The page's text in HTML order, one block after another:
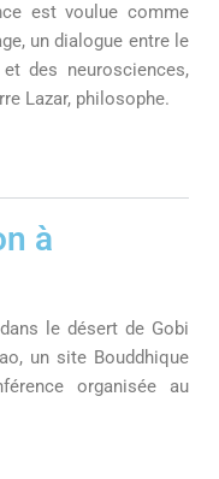
est voulue comme
un dialogue entre le
des neurosciences,
Lazar, philosophe.
à
le désert de Gobi
un site Bouddhique
organisée au